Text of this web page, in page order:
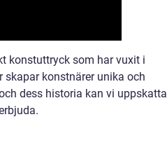
konstuttryck som har vuxit i
konstnärer unika och
dess historia kan vi uppskatta